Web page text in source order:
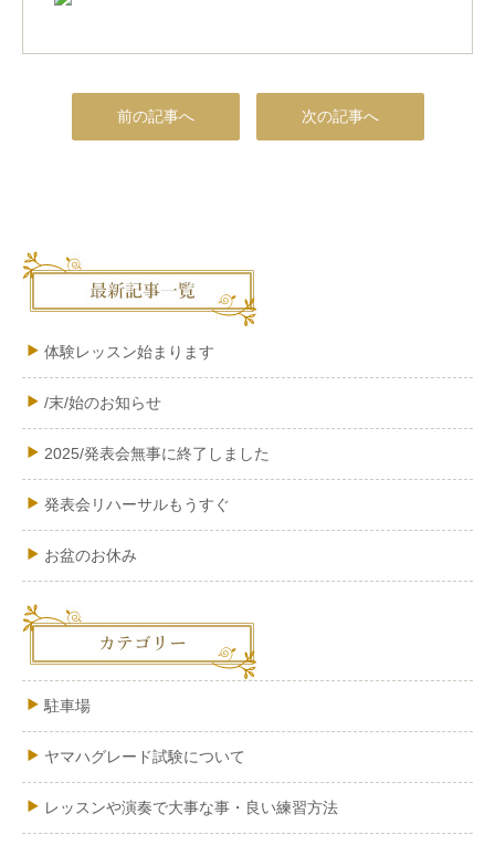
前の記事へ 次の記事へ
体験レッスン始まります
/末/始のお知らせ
2025/発表会無事に終了しました
発表会リハーサルもうすぐ
お盆のお休み
駐車場
ヤマハグレード試験について
レッスンや演奏で大事な事・良い練習方法